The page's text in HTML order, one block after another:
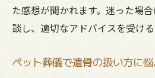
た感想が聞かれます。迷った場
談し、適切なアドバイスを受ける
ペット葬儀で遺骨の扱い方に